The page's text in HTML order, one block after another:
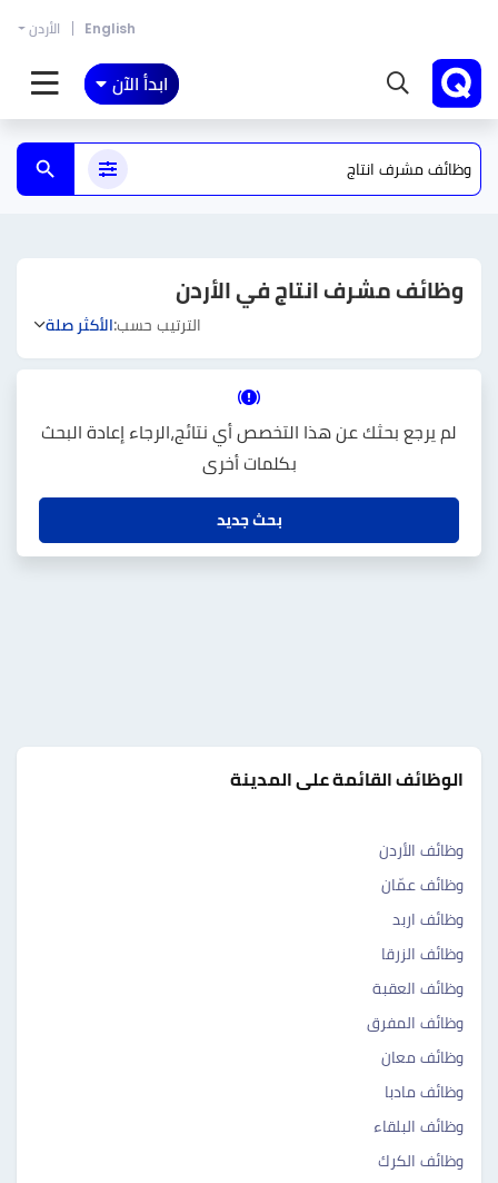
English الأردن
ابدأ الآن
وظائف مشرف انتاج في الأردن
الترتيب حسب:الأكثر صلة
لم يرجع بحثك عن هذا التخصص أي نتائج،الرجاء إعادة البحث
بكلمات أخرى
بحث جديد
الوظائف القائمة على المدينة
وظائف الأردن
وظائف عمّان
وظائف اربد
وظائف الزرقا
وظائف العقبة
وظائف المفرق
وظائف معان
وظائف مادبا
وظائف البلقاء
وظائف الكرك